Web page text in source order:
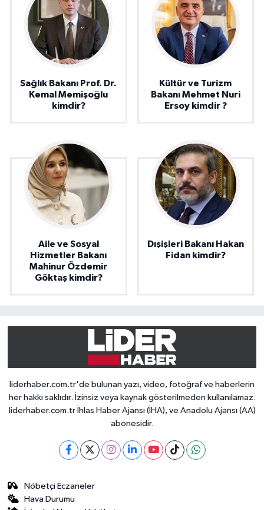
Sağlık Bakanı Prof. Dr.
Kemal Memişoğlu
kimdir?
Kültür ve Turizm
Bakanı Mehmet Nuri
Ersoy kimdir ?
Aile ve Sosyal
Hizmetler Bakanı
Mahinur Özdemir
Göktaş kimdir?
Dışişleri Bakanı Hakan
Fidan kimdir?
liderhaber.com.tr'de bulunan yazı, video, fotoğraf ve haberlerin
her hakkı saklıdır. İzinsiz veya kaynak gösterilmeden kullanılamaz.
liderhaber.com.tr İhlas Haber Ajansı (İHA), ve Anadolu Ajansı (AA)
abonesidir.
Nöbetçi Eczaneler
Hava Durumu